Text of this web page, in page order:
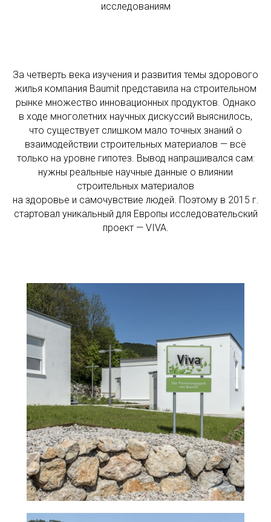
исследованиям
За четверть века изучения и развития темы здорового
жилья компания Baumit представила на строительном
рынке множество инновационных продуктов. Однако
в ходе многолетних научных дискуссий выяснилось,
что существует слишком мало точных знаний о
взаимодействии строительных материалов — всё
только на уровне гипотез. Вывод напрашивался сам:
нужны реальные научные данные о влиянии
строительных материалов
на здоровье и самочувствие людей. Поэтому в 2015 г.
стартовал уникальный для Европы исследовательский
проект — VIVA.